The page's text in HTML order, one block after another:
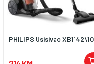
PHILIPS Usisivac XB1142\10